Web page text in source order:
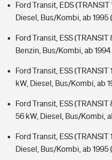
Ford Transit, EDS (TRANSIT
Diesel, Bus/Kombi, ab 1995
Ford Transit, ESS (TRANSIT
Benzin, Bus/Kombi, ab 1994
Ford Transit, ESS (TRANSIT
kW, Diesel, Bus/Kombi, ab
Ford Transit, ESS (TRANSIT
56 kW, Diesel, Bus/Kombi,
Ford Transit, ESS (TRANSIT
Diesel, Bus/Kombi, ab 1995